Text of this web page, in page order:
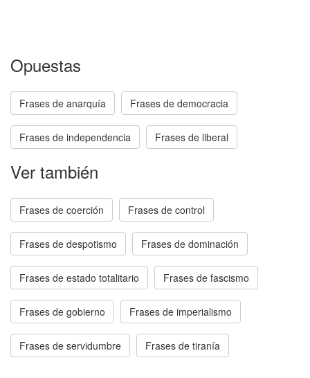
Opuestas
Frases de anarquía Frases de democracia
Frases de independencia Frases de liberal
Ver también
Frases de coerción Frases de control
Frases de despotismo Frases de dominación
Frases de estado totalitario Frases de fascismo
Frases de gobierno Frases de imperialismo
Frases de servidumbre Frases de tiranía